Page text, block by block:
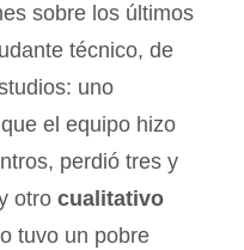
sobre los últimos
técnico, de
uno
el equipo hizo
perdió tres y
otro cualitativo
tuvo un pobre